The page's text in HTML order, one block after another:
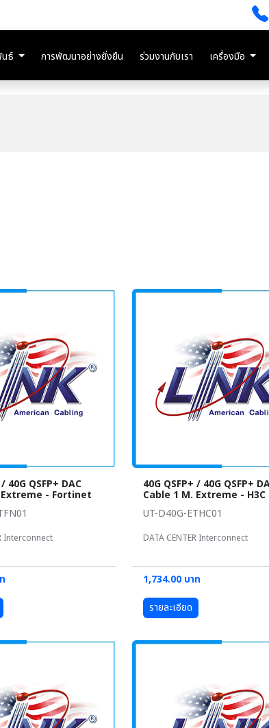
ธ์ การพัฒนาอย่างยั่งยืน ร่วมงานกับเรา เครื่องมือ
40G QSFP+ DAC
Extreme - Fortinet
Interconnect
40G QSFP+ / 40G QSFP+
Cable 1 M. Extreme - H3C
UT-D40G-ETHC01
DATA CENTER Interconnect
1,734.00 บาท
รายละเอียด